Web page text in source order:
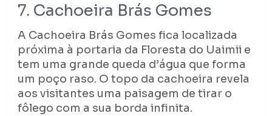
7. Cachoeira Brás Gomes
A Cachoeira Brás Gomes fica localizada
próxima à portaria da Floresta do Uaimii e
tem uma grande queda d’água que forma
um poço raso. O topo da cachoeira revela
aos visitantes uma paisagem de tirar o
fôlego com a sua borda infinita.